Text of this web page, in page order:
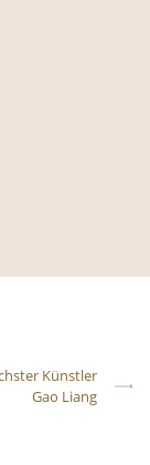
Künstler
Gao Liang